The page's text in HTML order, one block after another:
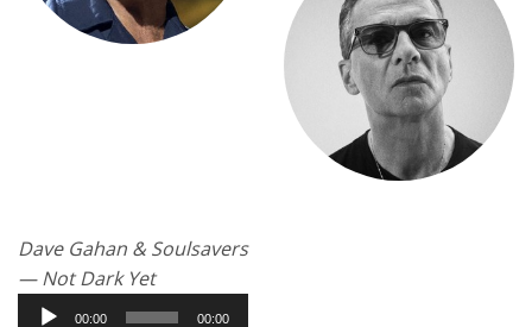
Dave Gahan & Soulsavers
— Not Dark Yet
Аудиоплеер
00:00 00:00